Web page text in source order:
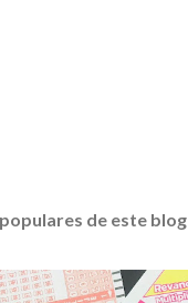
de este blog